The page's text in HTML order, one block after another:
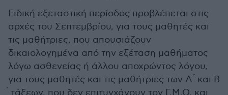
Ειδική εξεταστική περίοδος προβλέπεται στις
αρχές του Σεπτεμβρίου, για τους μαθητές και
τις μαθήτριες, που απουσιάζουν
δικαιολογημένα από την εξέταση μαθήματος
λόγω ασθενείας ή άλλου αποχρώντος λόγου,
για τους μαθητές και τις μαθήτριες των Α ́ και Β
́ τάξεων, που δεν επιτυγχάνουν τον Γ.Μ.Ο. και